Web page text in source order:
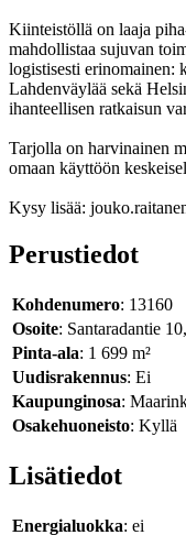
Kiinteistöllä on laaja
mahdollistaa sujuvan
logistisesti erinomainen:
Lahdenväylää sekä
ihanteellisen ratkaisun
Tarjolla on harvinainen
omaan käyttöön
Kysy lisää:
Perustiedot
Kohdenumero: 13160
Osoite: Santaradantie
Pinta-ala: 1 699 m²
Uudisrakennus: Ei
Kaupunginosa:
Osakehuoneisto: Kyllä
Lisätiedot
Energialuokka: ei